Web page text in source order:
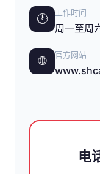
🕐 工作时间
周一至周
🌐 官方网站
电